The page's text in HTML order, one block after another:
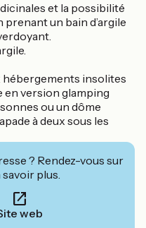
et la possibilité
prenant un bain d’argile
hébergements insolites
en version glamping
ou un dôme
à deux sous les
? Rendez-vous sur
plus.
web